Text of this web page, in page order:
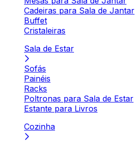
Cadeiras para Sala de Jantar
Buffet
Cristaleiras
Sala de Estar
Sofás
Painéis
Racks
Poltronas para Sala de Estar
Estante para Livros
Cozinha